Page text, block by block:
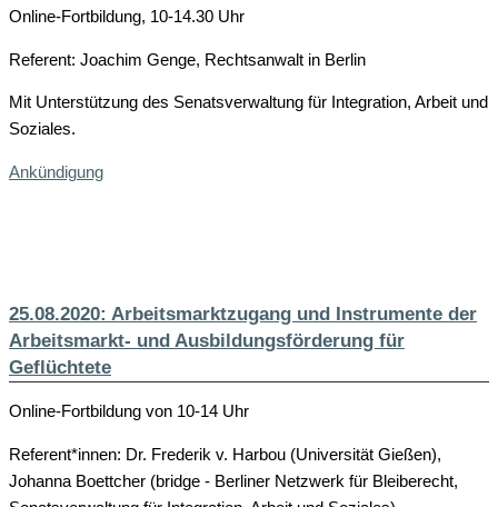
Online-Fortbildung, 10-14.30 Uhr
Referent: Joachim Genge, Rechtsanwalt in Berlin
Mit Unterstützung des Senatsverwaltung für Integration, Arbeit und
Soziales.
Ankündigung
25.08.2020: Arbeitsmarktzugang und Instrumente der
Arbeitsmarkt- und Ausbildungsförderung für
Geflüchtete
Online-Fortbildung von 10-14 Uhr
Referent*innen: Dr. Frederik v. Harbou (Universität Gießen),
Johanna Boettcher (bridge - Berliner Netzwerk für Bleiberecht,